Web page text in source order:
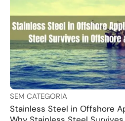
SEM CATEGORIA
Stainless Steel in Offshore